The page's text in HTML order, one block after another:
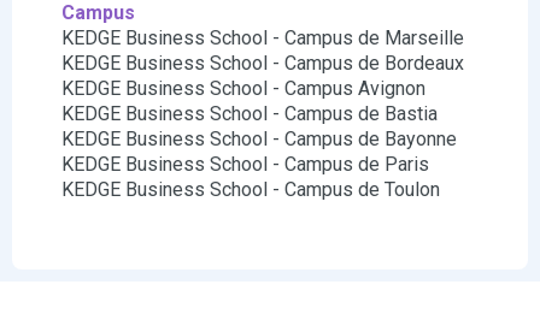
Campus
KEDGE Business School - Campus de Marseille
KEDGE Business School - Campus de Bordeaux
KEDGE Business School - Campus Avignon
KEDGE Business School - Campus de Bastia
KEDGE Business School - Campus de Bayonne
KEDGE Business School - Campus de Paris
KEDGE Business School - Campus de Toulon